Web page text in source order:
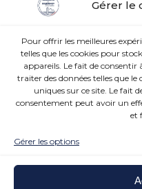
Gérer le
Pour offrir les meilleures
telles que les cookies pour
appareils. Le fait de
traiter des données telles que
uniques sur ce site. Le fait
consentement peut avoir un
et
Gérer les options